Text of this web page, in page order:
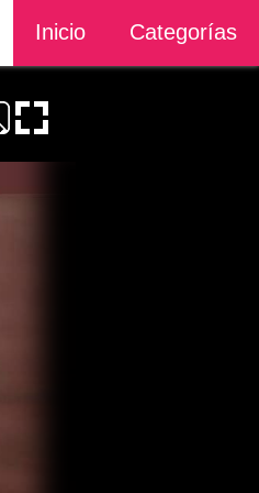
Inicio Categorías